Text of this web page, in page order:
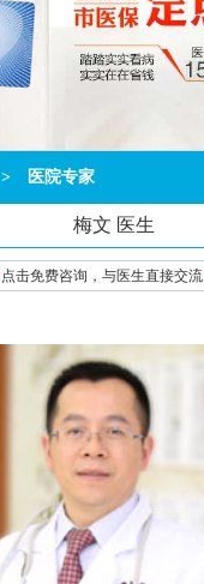
> 医院专家
梅文 医生
点击免费咨询，与医生直接交流